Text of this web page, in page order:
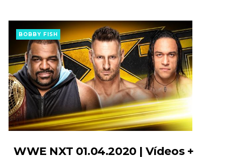
BOBBY FISH
WWE NXT 01.04.2020 | Vídeos +